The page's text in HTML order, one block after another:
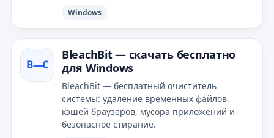
Windows
B—С
BleachBit — скачать бесплатно
для Windows
BleachBit — бесплатный очиститель
системы: удаление временных файлов,
кэшей браузеров, мусора приложений и
безопасное стирание.